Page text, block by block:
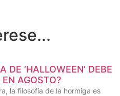
DE ‘HALLOWEEN’ DEBE
AGOSTO?
la filosofía de la hormiga es